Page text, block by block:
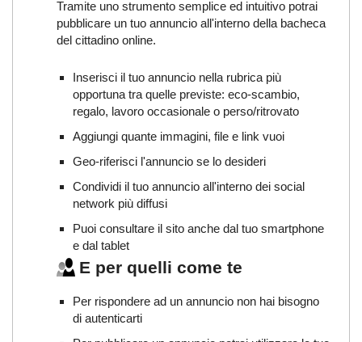
Tramite uno strumento semplice ed intuitivo potrai
pubblicare un tuo annuncio all'interno della bacheca
del cittadino online.
Inserisci il tuo annuncio nella rubrica più
opportuna tra quelle previste: eco-scambio,
regalo, lavoro occasionale o perso/ritrovato
Aggiungi quante immagini, file e link vuoi
Geo-riferisci l'annuncio se lo desideri
Condividi il tuo annuncio all'interno dei social
network più diffusi
Puoi consultare il sito anche dal tuo smartphone
e dal tablet
E per quelli come te
Per rispondere ad un annuncio non hai bisogno
di autenticarti